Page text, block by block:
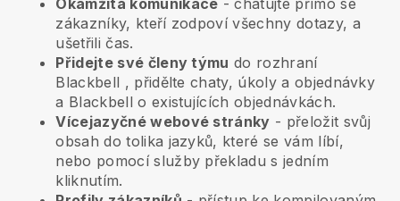
Okamžitá komunikace - chatujte přímo se
zákazníky, kteří zodpoví všechny dotazy, a
ušetřili čas.
Přidejte své členy týmu do rozhraní
Blackbell , přidělte chaty, úkoly a objednávky
a Blackbell o existujících objednávkách.
Vícejazyčné webové stránky - přeložit svůj
obsah do tolika jazyků, které se vám líbí,
nebo pomocí služby překladu s jedním
kliknutím.